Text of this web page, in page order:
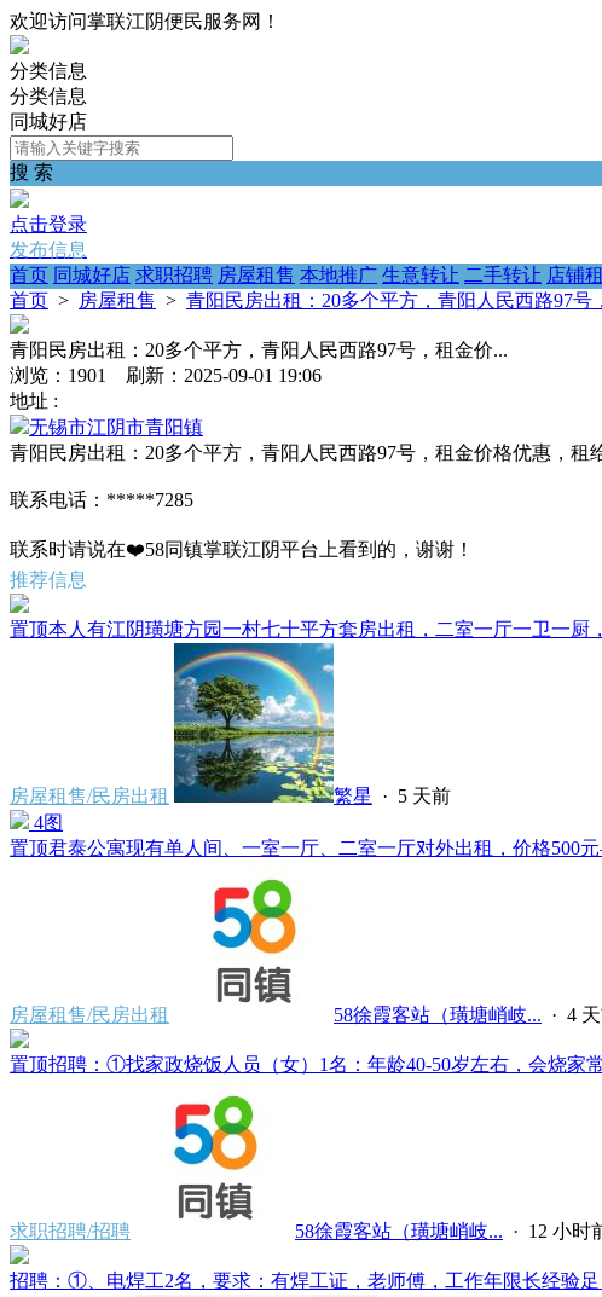
欢迎访问掌联江阴便民服务网！
分类信息
分类信息
同城好店
搜 索
点击登录
发布信息
首页 同城好店 求职招聘 房屋租售 本地推广 生意转让 二手转让 店铺
首页 > 房屋租售 > 青阳民房出租：20多个平方，青阳人民西路97号
青阳民房出租：20多个平方，青阳人民西路97号，租金价...
浏览：1901 刷新：2025-09-01 19:06
地址 :
无锡市江阴市青阳镇
青阳民房出租：20多个平方，青阳人民西路97号，租金价格优惠，租
联系电话：*****7285
联系时请说在❤️58同镇掌联江阴平台上看到的，谢谢！
推荐信息
置顶本人有江阴璜塘方园一村七十平方套房出租，二室一厅一卫一厨
房屋租售/民房出租 繁星 · 5 天前
4图
置顶君泰公寓现有单人间、一室一厅、二室一厅对外出租，价格500
房屋租售/民房出租 58徐霞客站（璜塘峭岐... · 4
置顶招聘：①找家政烧饭人员（女）1名：年龄40-50岁左右，会烧家
求职招聘/招聘 58徐霞客站（璜塘峭岐... · 12 小时
招聘：①、电焊工2名，要求：有焊工证，老师傅，工作年限长经验足